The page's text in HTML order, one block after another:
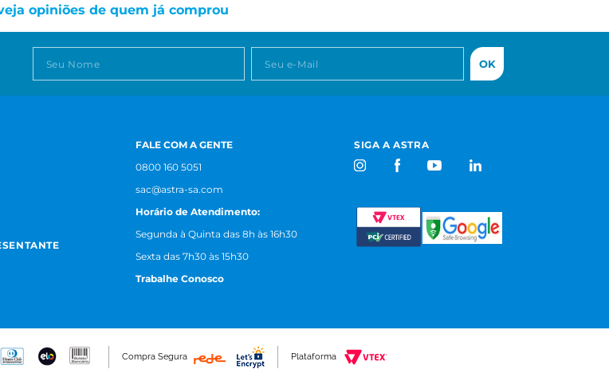
opiniões de quem já comprou
OK
FALE COM A GENTE
0800 160 5051
sac@astra-sa.com
Horário de Atendimento:
Segunda à Quinta das 8h às 16h30
Sexta das 7h30 às 15h30
Trabalhe Conosco
SIGA A ASTRA
Compra Segura Plataforma